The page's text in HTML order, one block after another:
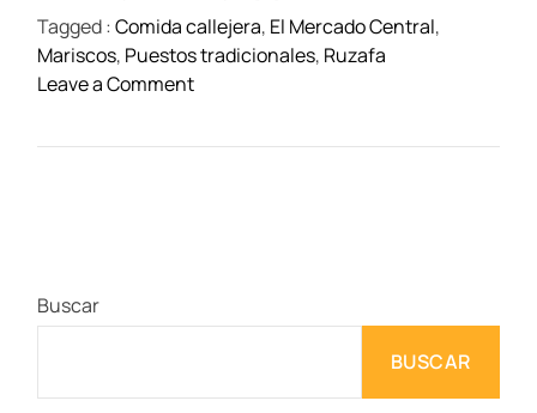
Tagged :Comida callejera, El Mercado Central,
Mariscos, Puestos tradicionales, Ruzafa
Leave a Commento
L
s
Buscar
BUSCAR